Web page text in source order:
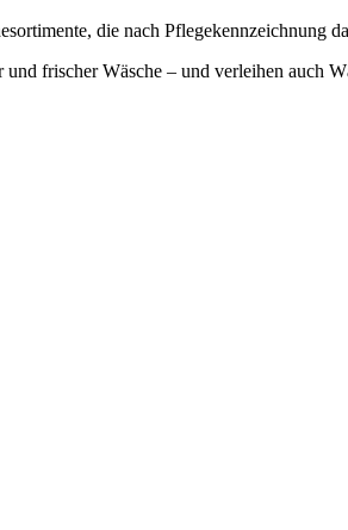
die nach Pflegekennzeichnung
frischer Wäsche – und verleihen auch